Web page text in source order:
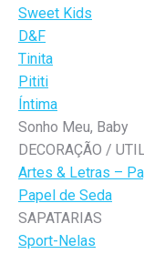
Sweet Kids
D&F
Tinita
Pititi
Íntima
Sonho Meu, Baby
DECORAÇÃO /
Artes & Letras –
Papel de Seda
SAPATARIAS
Sport-Nelas